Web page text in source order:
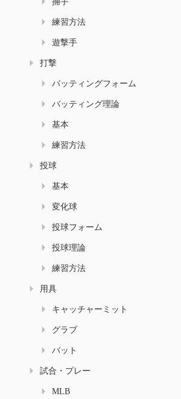
練習方法
遊撃手
打撃
バッティングフォーム
バッティング理論
基本
練習方法
投球
基本
変化球
投球フォーム
投球理論
練習方法
用具
キャッチャーミット
グラブ
バット
試合・プレー
MLB